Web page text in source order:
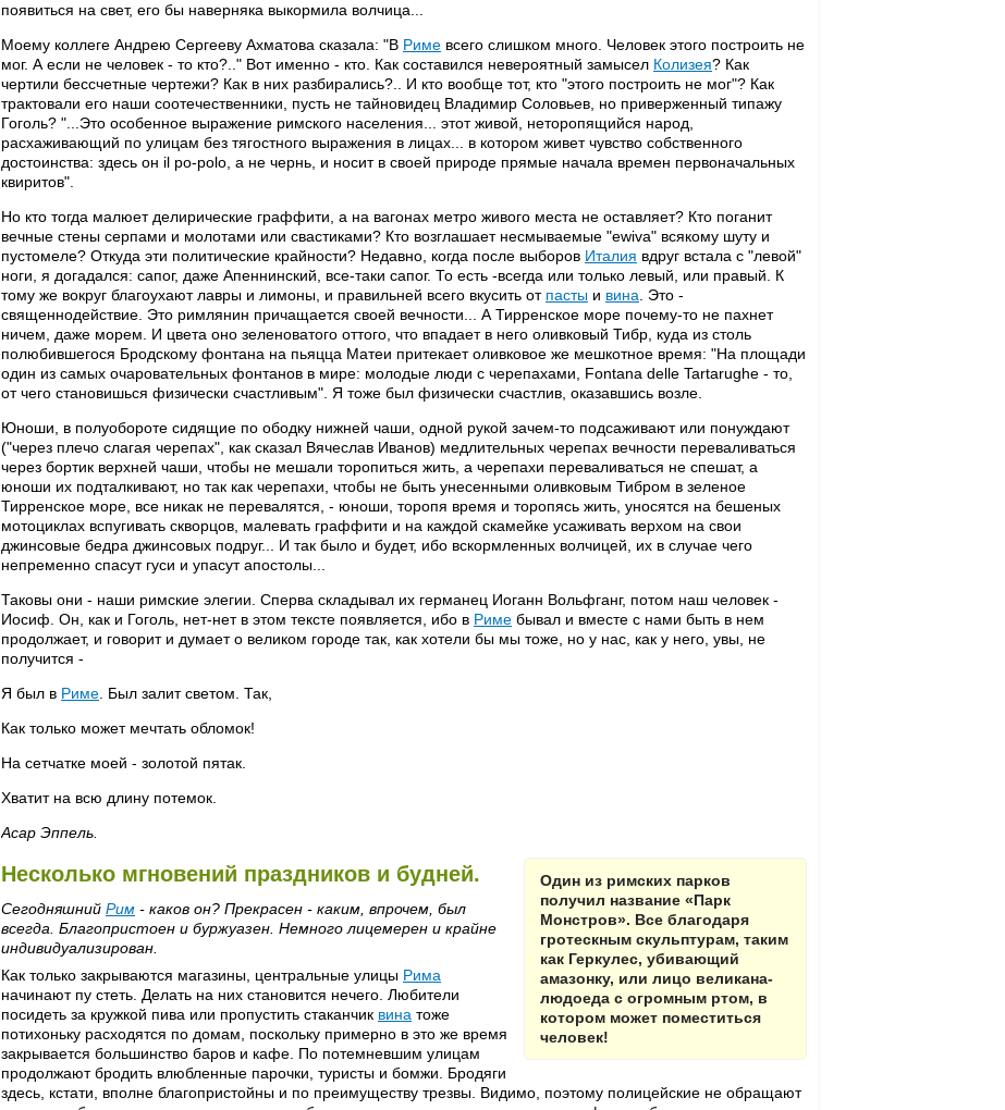
появиться на свет, его бы наверняка выкормила волчица...
Моему коллеге Андрею Сергееву Ахматова сказала: "В Риме всего слишком много. Человек этого построить не
мог. А если не человек - то кто?.." Вот именно - кто. Как составился невероятный замысел Колизея? Как
чертили бессчетные чертежи? Как в них разбирались?.. И кто вообще тот, кто "этого построить не мог"? Как
трактовали его наши соотечественники, пусть не тайновидец Владимир Соловьев, но приверженный типажу
Гоголь? "...Это особенное выражение римского населения... этот живой, неторопящийся народ,
расхаживающий по улицам без тягостного выражения в лицах... в котором живет чувство собственного
достоинства: здесь он il po-polo, а не чернь, и носит в своей природе прямые начала времен первоначальных
квиритов".
Но кто тогда малюет делирические граффити, а на вагонах метро живого места не оставляет? Кто поганит
вечные стены серпами и молотами или свастиками? Кто возглашает несмываемые "ewiva" всякому шуту и
пустомеле? Откуда эти политические крайности? Недавно, когда после выборов Италия вдруг встала с "левой"
ноги, я догадался: сапог, даже Апеннинский, все-таки сапог. То есть -всегда или только левый, или правый. К
тому же вокруг благоухают лавры и лимоны, и правильней всего вкусить от пасты и вина . Это -
священнодействие. Это римлянин причащается своей вечности... А Тирренское море почему-то не пахнет
ничем, даже морем. И цвета оно зеленоватого оттого, что впадает в него оливковый Тибр, куда из столь
полюбившегося Бродскому фонтана на пьяцца Матеи притекает оливковое же мешкотное время: "На площади
один из самых очаровательных фонтанов в мире: молодые люди с черепахами, Fontana delle Tartarughe - то,
от чего становишься физически счастливым". Я тоже был физически счастлив, оказавшись возле.
Юноши, в полуобороте сидящие по ободку нижней чаши, одной рукой зачем-то подсаживают или понуждают
("через плечо слагая черепах", как сказал Вячеслав Иванов) медлительных черепах вечности переваливаться
через бортик верхней чаши, чтобы не мешали торопиться жить, а черепахи переваливаться не спешат, а
юноши их подталкивают, но так как черепахи, чтобы не быть унесенными оливковым Тибром в зеленое
Тирренское море, все никак не перевалятся, - юноши, торопя время и торопясь жить, уносятся на бешеных
мотоциклах вспугивать скворцов, малевать граффити и на каждой скамейке усаживать верхом на свои
джинсовые бедра джинсовых подруг... И так было и будет, ибо вскормленных волчицей, их в случае чего
непременно спасут гуси и упасут апостолы...
Таковы они - наши римские элегии. Сперва складывал их германец Иоганн Вольфганг, потом наш человек -
Иосиф. Он, как и Гоголь, нет-нет в этом тексте появляется, ибо в Риме бывал и вместе с нами быть в нем
продолжает, и говорит и думает о великом городе так, как хотели бы мы тоже, но у нас, как у него, увы, не
получится -
Я был в Риме . Был залит светом. Так,
Как только может мечтать обломок!
На сетчатке моей - золотой пятак.
Хватит на всю длину потемок.
Асар Эппель.
Один из римских парков
получил название «Парк
Монстров». Все благодаря
гротескным скульптурам, таким
как Геркулес, убивающий
амазонку, или лицо великана-
людоеда с огромным ртом, в
котором может поместиться
человек!
Несколько мгновений праздников и будней.
Сегодняшний Рим - каков он? Прекрасен - каким, впрочем, был
всегда. Благопристоен и буржуазен. Немного лицемерен и крайне
индивидуализирован.
Как только закрываются магазины, центральные улицы Рима
начинают пу стеть. Делать на них становится нечего. Любители
посидеть за кружкой пива или пропустить стаканчик вина тоже
потихоньку расходятся по домам, поскольку примерно в это же время
закрывается большинство баров и кафе. По потемневшим улицам
продолжают бродить влюбленные парочки, туристы и бомжи. Бродяги
здесь, кстати, вполне благопристойны и по преимуществу трезвы. Видимо, поэтому полицейские не обращают